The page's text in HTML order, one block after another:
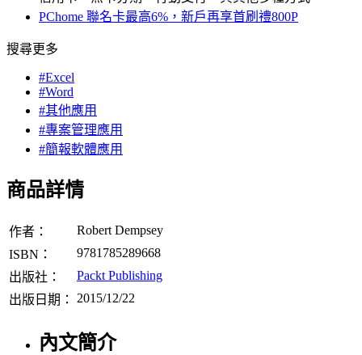
PChome 聯名卡最高6%，新戶再享首刷禮800P
搜尋更多
#Excel
#Word
#其他應用
#專案管理應用
#簡報軟體應用
商品詳情
作者：
Robert Dempsey
ISBN：
9781785289668
出版社：
Packt Publishing
出版日期：
2015/12/22
內文簡介